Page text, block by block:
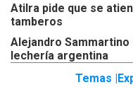
Atilra pide que se
tamberos
Alejandro
lechería argentina
Temas |